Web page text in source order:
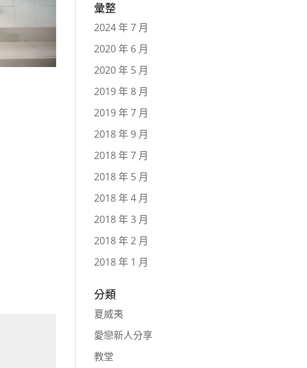
彙整
2024 年 7 月
2020 年 6 月
2020 年 5 月
2019 年 8 月
2019 年 7 月
2018 年 9 月
2018 年 7 月
2018 年 5 月
2018 年 4 月
2018 年 3 月
2018 年 2 月
2018 年 1 月
分類
夏威夷
愛戀新人分享
教堂